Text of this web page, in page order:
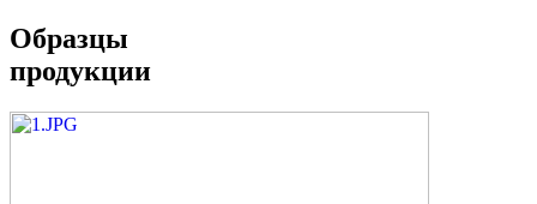
Образцы
продукции